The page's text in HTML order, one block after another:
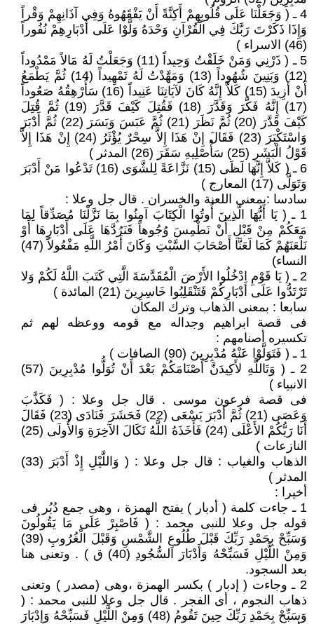
4 ـ ( وَجَعَلْنَا عَلَى قُلُوبِهِمْ أَكِنَّةً أَنْ يَفْقَهُوهُ وَفِي آذَانِهِمْ وَقْراً
وَإِذَا ذَكَرْتَ رَبَّكَ فِي الْقُرْآنِ وَحْدَهُ وَلَّوْا عَلَى أَدْبَارِهِمْ نُفُوراً
(46) الاسراء )
5 ـ ( ذَرْنِي وَمَنْ خَلَقْتُ وَحِيداً (11) وَجَعَلْتُ لَهُ مَالاً مَمْدُوداً
(12) وَبَنِينَ شُهُوداً (13) وَمَهَّدْتُ لَهُ تَمْهِيداً (14) ثُمَّ يَطْمَعُ
أَنْ أَزِيدَ (15) كَلاَّ إِنَّهُ كَانَ لآيَاتِنَا عَنِيداً (16) سَأُرْهِقُهُ صَعُوداً
(17) إِنَّهُ فَكَّرَ وَقَدَّرَ (18) فَقُتِلَ كَيْفَ قَدَّرَ (19) ثُمَّ قُتِلَ
كَيْفَ قَدَّرَ (20) ثُمَّ نَظَرَ (21) ثُمَّ عَبَسَ وَبَسَرَ (22) ثُمَّ أَدْبَرَ
وَاسْتَكْبَرَ (23) فَقَالَ إِنْ هَذَا إِلاَّ سِحْرٌ يُؤْثَرُ (24) إِنْ هَذَا إِلاَّ
قَوْلُ الْبَشَرِ (25) سَأُصْلِيهِ سَقَرَ (26) المدثر )
6 ـ ( كَلاَّ إِنَّهَا لَظَى (15) نَزَّاعَةً لِلشَّوَى (16) تَدْعُوا مَنْ أَدْبَرَ
وَتَوَلَّى (17) المعارج )
سادسا :بمعنى اللعنة والخسران . قال جل وعلا :
1 ـ ( يَا أَيُّهَا الَّذِينَ أُوتُوا الْكِتَابَ آمِنُوا بِمَا نَزَّلْنَا مُصَدِّقاً لِمَا
مَعَكُمْ مِنْ قَبْلِ أَنْ نَطْمِسَ وُجُوهاً فَنَرُدَّهَا عَلَى أَدْبَارِهَا أَوْ
نَلْعَنَهُمْ كَمَا لَعَنَّا أَصْحَابَ السَّبْتِ وَكَانَ أَمْرُ اللَّهِ مَفْعُولاً (47)
النساء)
2 ـ ( يَا قَوْمِ ادْخُلُوا الأَرْضَ الْمُقَدَّسَةَ الَّتِي كَتَبَ اللَّهُ لَكُمْ وَلا
تَرْتَدُّوا عَلَى أَدْبَارِكُمْ فَتَنْقَلِبُوا خَاسِرِينَ (21) المائدة )
سابعا : بمعنى الذهاب وترك المكان
فى قصة ابراهيم وجداله مع قومه ووعظه لهم ثم
تكسيره أصنامهم :
1 ـ ( فَتَوَلَّوْا عَنْهُ مُدْبِرِينَ (90) الصافات )
2 ـ ( وَتَاللَّهِ لأَكِيدَنَّ أَصْنَامَكُمْ بَعْدَ أَنْ تُوَلُّوا مُدْبِرِينَ (57)
الانبياء )
فى قصة فرعون موسى . قال جل وعلا : ( فَكَذَّبَ
وَعَصَى (21) ثُمَّ أَدْبَرَ يَسْعَى (22) فَحَشَرَ فَنَادَى (23) فَقَالَ
أَنَا رَبُّكُمْ الأَعْلَى (24) فَأَخَذَهُ اللَّهُ نَكَالَ الآخِرَةِ وَالأُولَى (25)
النازعات )
الذهاب والغياب : قال جل وعلا : ( وَاللَّيْلِ إِذْ أَدْبَرَ (33)
المدثر )
أخيرا :
1 ـ جاءت كلمة ( أدبار ) بفتح الهمزة ، وهى جمع دُبُر فى
قوله جل وعلا للنبى محمد : ( فَاصْبِرْ عَلَى مَا يَقُولُونَ
وَسَبِّحْ بِحَمْدِ رَبِّكَ قَبْلَ طُلُوعِ الشَّمْسِ وَقَبْلَ الْغُرُوبِ (39)
وَمِنْ اللَّيْلِ فَسَبِّحْهُ وَأَدْبَارَ السُّجُودِ (40) ق ) . وتعنى هنا
بعد السجود.
2 ـ وجاءت ( إدبار ) بكسر الهمزة ،وهى (مصدر ) وتعنى
ذهاب النجوم ، أى الفجر . قال جل وعلا للنبى محمد : (
وَسَبِّحْ بِحَمْدِ رَبِّكَ حِينَ تَقُومُ (48) وَمِنْ اللَّيْلِ فَسَبِّحْهُ وَإِدْبَارَ